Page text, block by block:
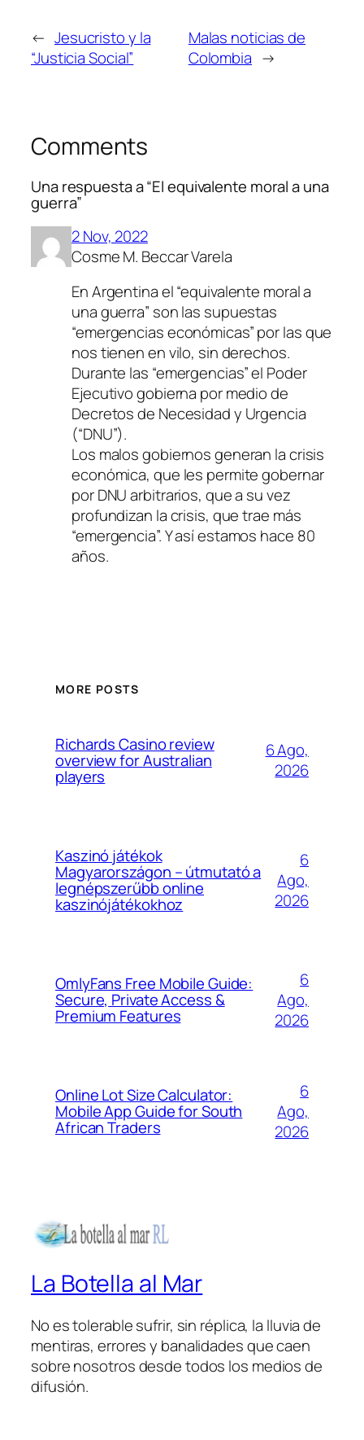
← Jesucristo y la
“Justicia Social”
Malas noticias de
Colombia →
Comments
Una respuesta a “El equivalente moral a una
guerra”
2 Nov, 2022
Cosme M. Beccar Varela
En Argentina el “equivalente moral a
una guerra” son las supuestas
“emergencias económicas” por las que
nos tienen en vilo, sin derechos.
Durante las “emergencias” el Poder
Ejecutivo gobierna por medio de
Decretos de Necesidad y Urgencia
(“DNU”).
Los malos gobiernos generan la crisis
económica, que les permite gobernar
por DNU arbitrarios, que a su vez
profundizan la crisis, que trae más
“emergencia”. Y así estamos hace 80
años.
MORE POSTS
Richards Casino review
overview for Australian
players
6 Ago,
2026
Kaszinó játékok
Magyarországon – útmutató a
legnépszerűbb online
kaszinójátékokhoz
6
Ago,
2026
OmlyFans Free Mobile Guide:
Secure, Private Access &
Premium Features
6
Ago,
2026
Online Lot Size Calculator:
Mobile App Guide for South
African Traders
6
Ago,
2026
La Botella al Mar
No es tolerable sufrir, sin réplica, la lluvia de
mentiras, errores y banalidades que caen
sobre nosotros desde todos los medios de
difusión.